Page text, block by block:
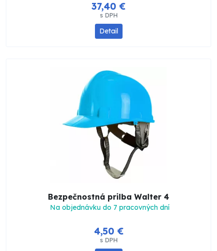
37,40 €
s DPH
Detail
Bezpečnostná prilba Walter 4
Na objednávku do 7 pracovných dní
4,50 €
s DPH